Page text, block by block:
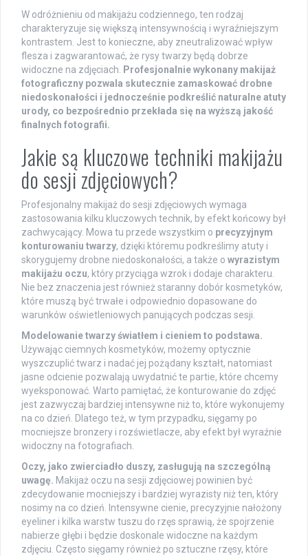
W odróżnieniu od makijażu codziennego, ten rodzaj
charakteryzuje się większą intensywnością i wyraźniejszym
kontrastem. Jest to konieczne, aby zneutralizować wpływ
flesza i zagwarantować, że rysy twarzy będą dobrze
widoczne na zdjęciach.
Profesjonalnie wykonany makijaż
fotograficzny pozwala skutecznie zamaskować drobne
niedoskonałości i jednocześnie podkreślić naturalne atuty
urody, co bezpośrednio przekłada się na wyższą jakość
finalnych fotografii.
Jakie są kluczowe techniki makijażu
do sesji zdjęciowych?
Profesjonalny makijaż do sesji zdjęciowych wymaga
zastosowania kilku kluczowych technik, by efekt końcowy był
zachwycający. Mowa tu przede wszystkim o precyzyjnym
konturowaniu twarzy, dzięki któremu podkreślimy atuty i
skorygujemy drobne niedoskonałości, a także o wyrazistym
makijażu oczu, który przyciąga wzrok i dodaje charakteru.
Nie bez znaczenia jest również staranny dobór kosmetyków,
które muszą być trwałe i odpowiednio dopasowane do
warunków oświetleniowych panujących podczas sesji.
Modelowanie twarzy światłem i cieniem to podstawa.
Używając ciemnych kosmetyków, możemy optycznie
wyszczuplić twarz i nadać jej pożądany kształt, natomiast
jasne odcienie pozwalają uwydatnić te partie, które chcemy
wyeksponować. Warto pamiętać, że konturowanie do zdjęć
jest zazwyczaj bardziej intensywne niż to, które wykonujemy
na co dzień. Dlatego też, w tym przypadku, sięgamy po
mocniejsze bronzery i rozświetlacze, aby efekt był wyraźnie
widoczny na fotografiach.
Oczy, jako zwierciadło duszy, zasługują na szczególną
uwagę. Makijaż oczu na sesji zdjęciowej powinien być
zdecydowanie mocniejszy i bardziej wyrazisty niż ten, który
nosimy na co dzień. Intensywne cienie, precyzyjnie nałożony
eyeliner i kilka warstw tuszu do rzęs sprawią, że spojrzenie
nabierze głębi i będzie doskonale widoczne na każdym
zdjęciu. Często sięgamy również po sztuczne rzęsy, które